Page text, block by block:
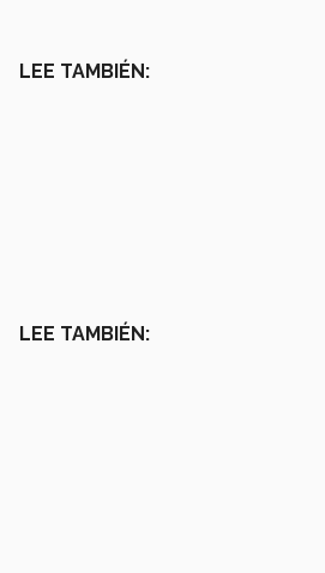
LEE TAMBIÉN:
LEE TAMBIÉN: